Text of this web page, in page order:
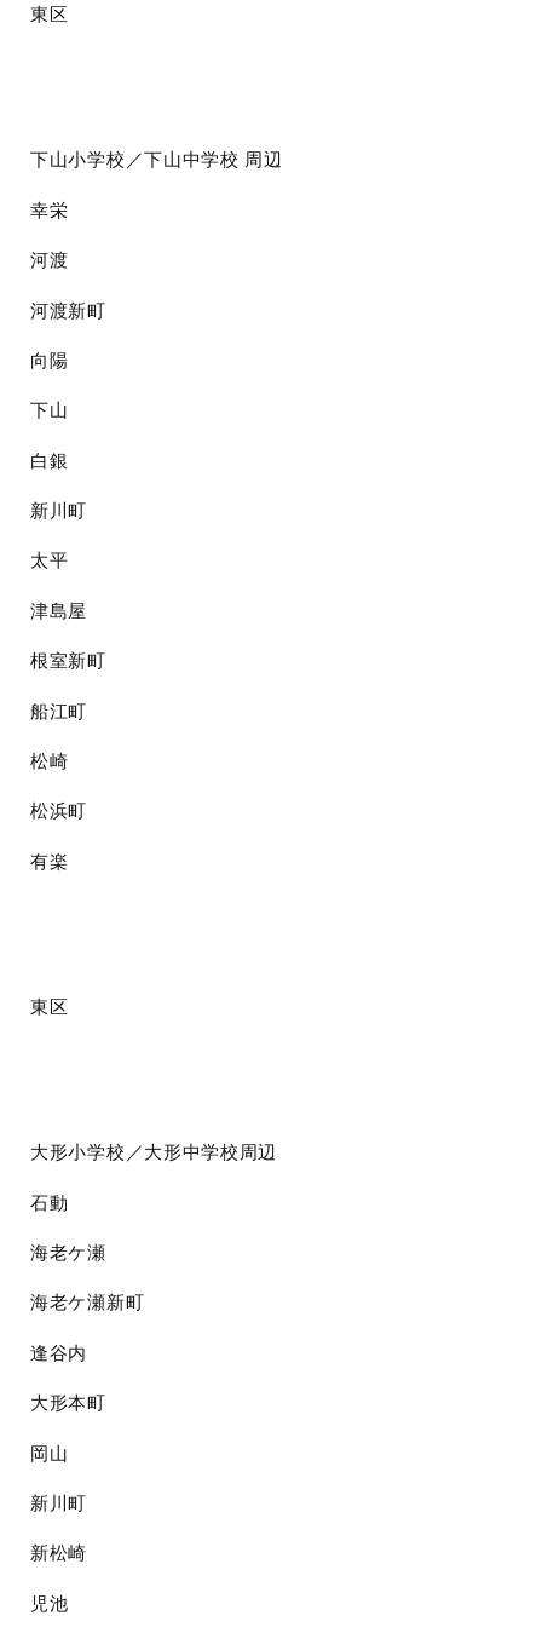
東区
下山小学校／下山中学校 周辺
幸栄
河渡
河渡新町
向陽
下山
白銀
新川町
太平
津島屋
根室新町
船江町
松崎
松浜町
有楽
東区
大形小学校／大形中学校周辺
石動
海老ケ瀬
海老ケ瀬新町
逢谷内
大形本町
岡山
新川町
新松崎
児池